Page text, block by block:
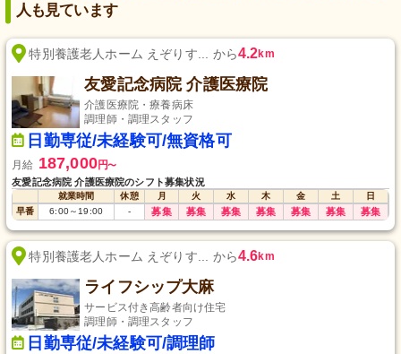
人も見ています
特別養護老人ホーム えぞりす... から4.2km
友愛記念病院 介護医療院
介護医療院・療養病床
調理師・調理スタッフ
日勤専従/未経験可/無資格可
月給 187,000円〜
友愛記念病院 介護医療院のシフト募集状況
就業時間 休憩 月 火 水 木 金 土
日
早番
6:00～19:00 - 募集 募集 募集 募集 募集 募集 募集
特別養護老人ホーム えぞりす... から4.6km
ライフシップ大麻
サービス付き高齢者向け住宅
調理師・調理スタッフ
日勤専従/未経験可/調理師